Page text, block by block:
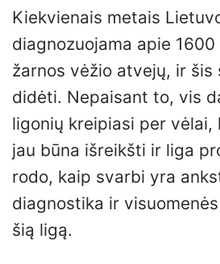
Kiekvienais metais
diagnozuojama apie
žarnos vėžio atvejų, ir šis
didėti. Nepaisant to, vis
ligonių kreipiasi per vėlai,
jau būna išreikšti ir liga
rodo, kaip svarbi yra
diagnostika ir
šią ligą.